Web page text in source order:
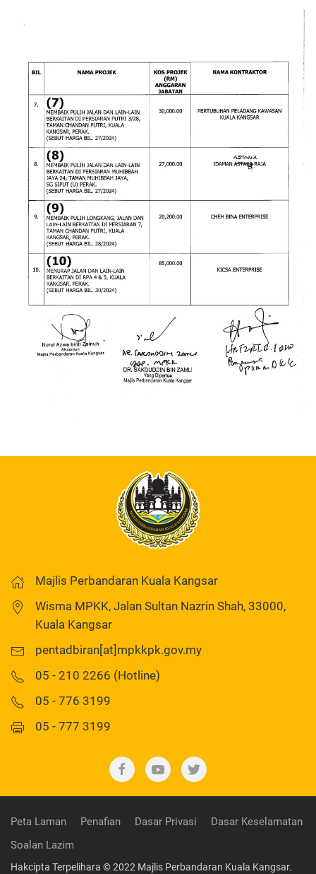
Majlis Perbandaran Kuala Kangsar
Wisma MPKK, Jalan Sultan Nazrin Shah, 33000,
Kuala Kangsar
pentadbiran[at]mpkkpk.gov.my
05 - 210 2266 (Hotline)
05 - 776 3199
05 - 777 3199
Peta Laman Penafian Dasar Privasi
Dasar Keselamatan
Soalan Lazim
Hakcipta Terpelihara © 2022 Majlis Perbandaran Kuala Kangsar.